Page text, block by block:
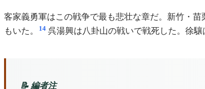
客家義勇軍はこの戦争で最も悲壮な章だ。新竹・
もいた。
14 呉湯興は八卦山の戦いで戦死した。徐
📝 編者注